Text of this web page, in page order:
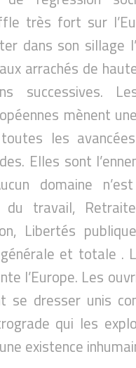
très fort sur
dans son sillage
arrachés de
successives.
mènent
les
Elles sont
domaine
du travail,
Libertés
et totale .
l’Europe. Les
se dresser unis
qui les
existence